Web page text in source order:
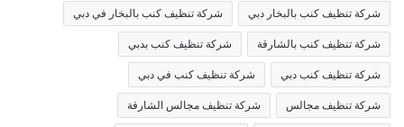
شركة تنظيف كنب بالبخار دبي شركة تنظيف كنب بالبخار في دبي
شركة تنظيف كنب بالشارقة شركة تنظيف كنب بدبي
شركة تنظيف كنب دبي شركة تنظيف كنب في دبي
شركة تنظيف مجالس شركة تنظيف مجالس الشارقة